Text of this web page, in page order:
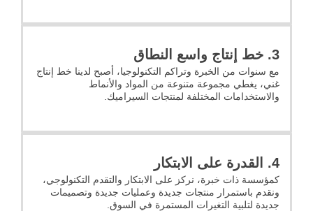
3. خط إنتاج واسع النطاق
مع سنوات من الخبرة وتراكم التكنولوجيا، أصبح لدينا خط إنتاج
غني، يغطي مجموعة متنوعة من المواد والأنماط
والاستخدامات المختلفة لمنتجات السيراميك.
4. القدرة على الابتكار
كمؤسسة ذات خبرة، نركز على الابتكار والتقدم التكنولوجي،
ونقدم باستمرار منتجات جديدة وعمليات جديدة وتصميمات
جديدة لتلبية التغيرات المستمرة في السوق.